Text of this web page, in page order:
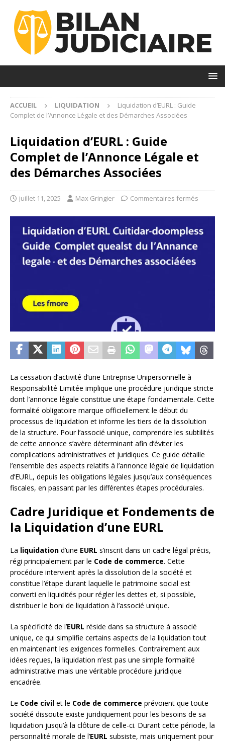
ACCUEIL LIQUIDATION
Liquidation d’EURL : Guide
Complet de l’Annonce Légale et des Démarches Associées
Liquidation d’EURL : Guide
Complet de l’Annonce Légale et
des Démarches Associées
juillet 11, 2025 Max Gringier Commentaires fermés
La cessation d’activité d’une Entreprise Unipersonnelle à
Responsabilité Limitée implique une procédure juridique stricte
dont l’annonce légale constitue une étape fondamentale. Cette
formalité obligatoire marque officiellement le début du
processus de liquidation et informe les tiers de la dissolution
de la structure. Pour l’associé unique, comprendre les subtilités
de cette annonce s’avère déterminant afin d’éviter les
complications administratives et juridiques. Ce guide détaille
l’ensemble des aspects relatifs à l’annonce légale de liquidation
d’EURL, depuis les obligations légales jusqu’aux conséquences
fiscales, en passant par les différentes étapes procédurales.
Cadre Juridique et Fondements de
la Liquidation d’une EURL
La liquidation d’une EURL s’inscrit dans un cadre légal précis,
régi principalement par le Code de commerce. Cette
procédure intervient après la dissolution de la société et
constitue l’étape durant laquelle le patrimoine social est
converti en liquidités pour régler les dettes et, si possible,
distribuer le boni de liquidation à l’associé unique.
La spécificité de l’EURL réside dans sa structure à associé
unique, ce qui simplifie certains aspects de la liquidation tout
en maintenant les exigences formelles. Contrairement aux
idées reçues, la liquidation n’est pas une simple formalité
administrative mais une véritable procédure juridique
encadrée.
Le Code civil et le Code de commerce prévoient que toute
société dissoute existe juridiquement pour les besoins de sa
liquidation jusqu’à la clôture de celle-ci. Durant cette période, la
personnalité morale de l’EURL subsiste, mais uniquement pour